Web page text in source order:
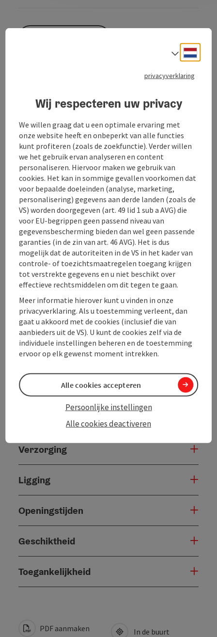
De Wirt z'Wimpling in Mettmach is een landelijke
herberg die met veel liefde is ingericht. De sfeer in
onze kamers wordt gekenmerkt door traditie en
vernieuwing.
Onze kamers zijn uitgerust met douche/wc, tv en
balkon. Wi-Fi is ook beschikbaar in alle kamers.
We bieden heerlijke Oostenrijkse gerechten in de
eetzalen en in de prachtige tuin. We zorgen voor een
gezellige sfeer, of het nu voor feesten, zakenlunches
of een culinair samenzijn met vrienden en familie is.
De Wirt z'Wimpling is ook een ideaal uitgangspunt
voor vele excursiebestemmingen in het Innviertel:
Golfclub Sonnberg, Romeins fietspad, wandelpaden,
enz.
Contact
Algemene informatie
Inrichting
Verzorging
Ligging
Openingstijden
Geschiktheid
Toegankelijkheid
PDF aanmaken In de buurt
privacyverklaring
Wij respecteren uw privacy
We willen graag dat u een optimale ervaring met
onze website heeft en onbeperkt van alle functies
kunt profiteren (zoals de zoekfunctie). Verder willen
we het gebruik ervan analyseren en content
personaliseren. Hiervoor maken we gebruik van
cookies. Het kan in sommige gevallen voorkomen dat
voor bepaalde doeleinden (analyse, marketing,
personalisering) gegevens aan derde landen (zoals de
VS) worden doorgegeven (art. 49 lid 1 sub a AVG) die
voor EU-begrippen geen passend niveau van
gegevensbescherming bieden dan wel geen passende
garanties (in de zin van art. 46 AVG). Het is dus
mogelijk dat de autoriteiten in de VS in het kader van
controle- of toezichtsmaatregelen toegang krijgen
tot verstrekte gegevens en u niet beschikt over
effectieve rechtsmiddelen om dit tegen te gaan.
Meer informatie hierover kunt u vinden in onze
privacyverklaring. Als u toestemming verleent, dan
gaat u akkoord met de cookies (inclusief die van
aanbieders uit de VS). U kunt de cookies zelf via de
individuele instellingen beheren en de toestemming
ervoor op elk gewenst moment intrekken.
Alle cookies deactiveren
Persoonlijke instellingen
Alle cookies accepteren